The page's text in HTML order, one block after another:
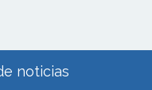
noticias